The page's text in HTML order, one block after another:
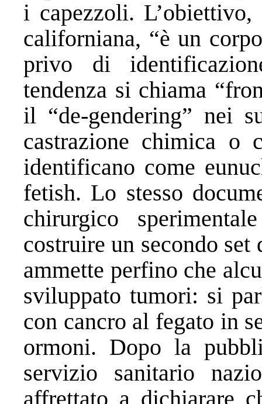
i capezzoli.
californiana, “è un
privo di
tendenza si chiama
il “de-gendering” nei
castrazione chimica o
identificano come
fetish. Lo stesso
chirurgico
costruire un secondo
ammette perfino che
sviluppato tumori: si
con cancro al fegato in
ormoni. Dopo la
servizio sanitario
affrettato a dichiarare